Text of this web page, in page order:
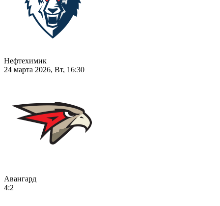
Нефтехимик
24 марта 2026, Вт, 16:30
Авангард
4:2